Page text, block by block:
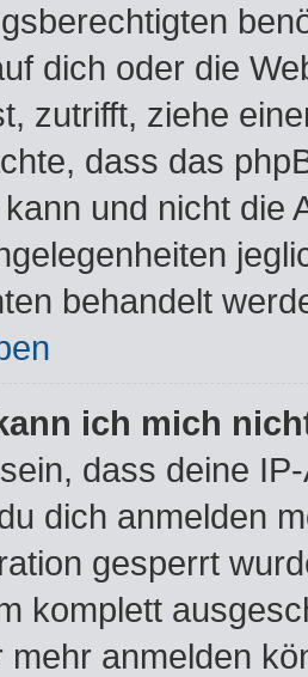
dich oder die
zutrifft, ziehe
dass das
und nicht die
behandelt
ich mich
dass deine
dich anmelden
gesperrt
komplett
mehr anmelden